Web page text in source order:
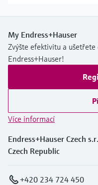
My Endress+Hauser
Zvýšte efektivitu a ušetřete
Endress+Hauser!
Více informací
Endress+Hauser Czech
Czech Republic
+420 234 724 450